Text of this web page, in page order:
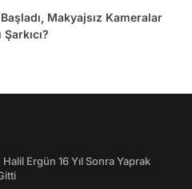
Makyajsız Kameralar
Ergün 16 Yıl Sonra Yaprak